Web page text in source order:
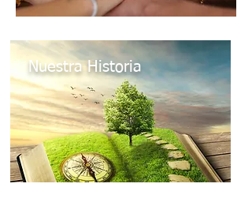
Nuestra Historia